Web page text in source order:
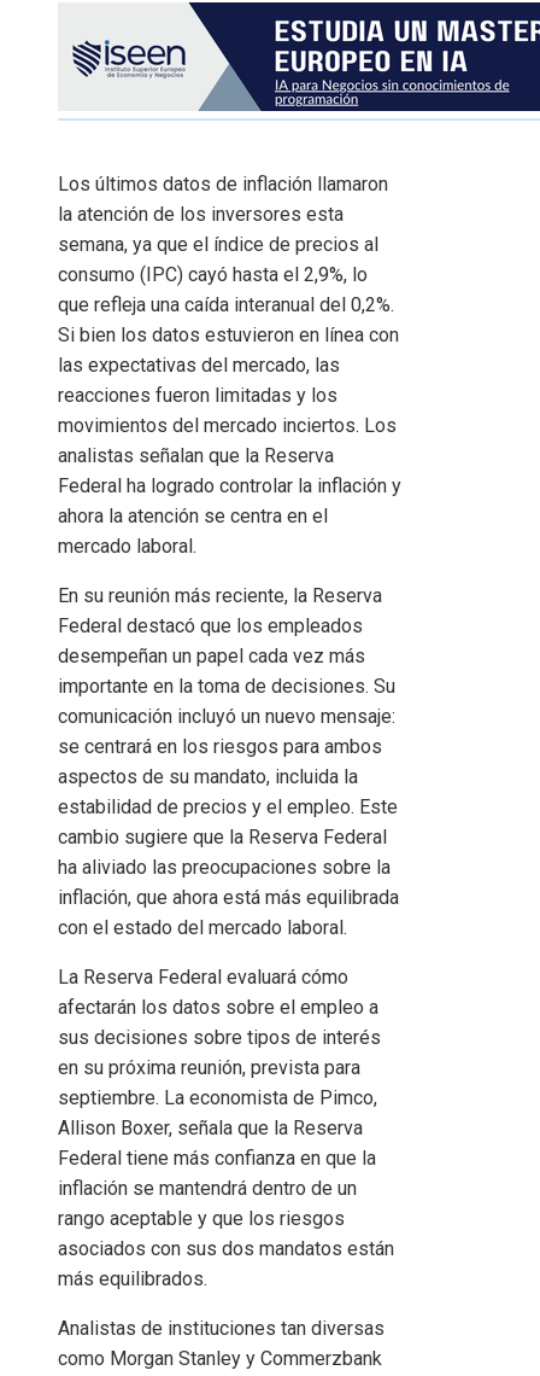
Los últimos datos de inflación llamaron
la atención de los inversores esta
semana, ya que el índice de precios al
consumo (IPC) cayó hasta el 2,9%, lo
que refleja una caída interanual del 0,2%.
Si bien los datos estuvieron en línea con
las expectativas del mercado, las
reacciones fueron limitadas y los
movimientos del mercado inciertos. Los
analistas señalan que la Reserva
Federal ha logrado controlar la inflación y
ahora la atención se centra en el
mercado laboral.
En su reunión más reciente, la Reserva
Federal destacó que los empleados
desempeñan un papel cada vez más
importante en la toma de decisiones. Su
comunicación incluyó un nuevo mensaje:
se centrará en los riesgos para ambos
aspectos de su mandato, incluida la
estabilidad de precios y el empleo. Este
cambio sugiere que la Reserva Federal
ha aliviado las preocupaciones sobre la
inflación, que ahora está más equilibrada
con el estado del mercado laboral.
La Reserva Federal evaluará cómo
afectarán los datos sobre el empleo a
sus decisiones sobre tipos de interés
en su próxima reunión, prevista para
septiembre. La economista de Pimco,
Allison Boxer, señala que la Reserva
Federal tiene más confianza en que la
inflación se mantendrá dentro de un
rango aceptable y que los riesgos
asociados con sus dos mandatos están
más equilibrados.
Analistas de instituciones tan diversas
como Morgan Stanley y Commerzbank